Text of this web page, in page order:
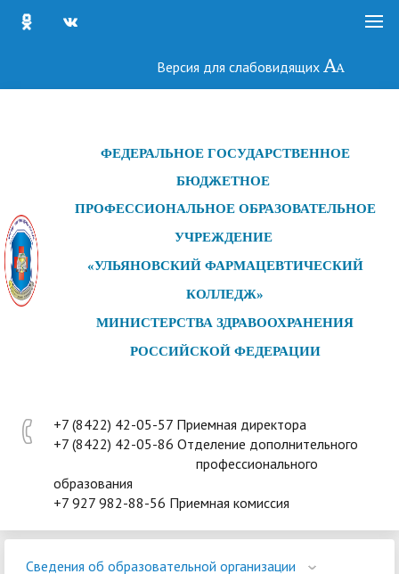
Версия для слабовидящих
ФЕДЕРАЛЬНОЕ ГОСУДАРСТВЕННОЕ
БЮДЖЕТНОЕ
ПРОФЕССИОНАЛЬНОЕ ОБРАЗОВАТЕЛЬНОЕ
УЧРЕЖДЕНИЕ
«УЛЬЯНОВСКИЙ ФАРМАЦЕВТИЧЕСКИЙ
КОЛЛЕДЖ»
МИНИСТЕРСТВА ЗДРАВООХРАНЕНИЯ
РОССИЙСКОЙ ФЕДЕРАЦИИ
+7 (8422) 42-05-57 Приемная директора
+7 (8422) 42-05-86 Отделение дополнительного
профессионального
образования
+7 927 982-88-56 Приемная комиссия
Сведения об образовательной организации